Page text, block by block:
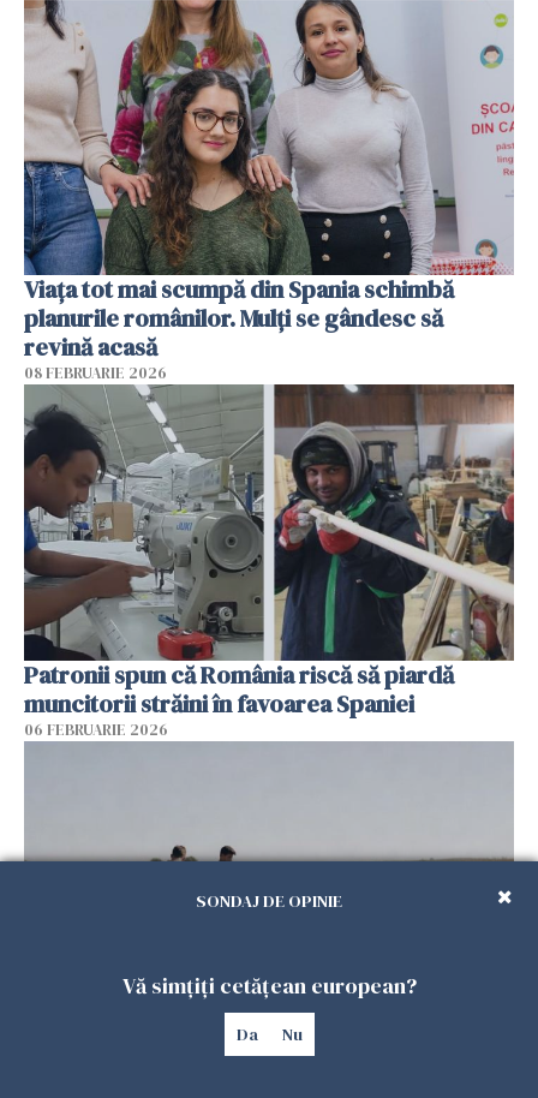
Viața tot mai scumpă din Spania schimbă
planurile românilor. Mulți se gândesc să
revină acasă
08 FEBRUARIE 2026
Patronii spun că România riscă să piardă
muncitorii străini în favoarea Spaniei
06 FEBRUARIE 2026
Muncitori români exploatați de clanul „Muti”
în Spania: 17 arestări în urma unui raid al
SONDAJ DE OPINIE
Vă simțiți cetățean european?
Da Nu